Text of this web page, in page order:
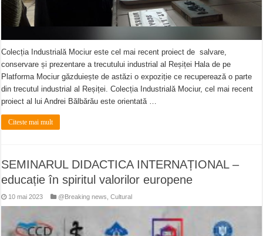
Colecția Industrială Mociur este cel mai recent proiect de salvare,
conservare și prezentare a trecutului industrial al Reșiței Hala de pe
Platforma Mociur găzduiește de astăzi o expoziție ce recuperează o parte
din trecutul industrial al Reșiței. Colecția Industrială Mociur, cel mai recent
proiect al lui Andrei Bălbărău este orientată …
Citeste mai mult
SEMINARUL DIDACTICA INTERNAȚIONAL –
educație în spiritul valorilor europene
10 mai 2023 @Breaking news ,Cultural